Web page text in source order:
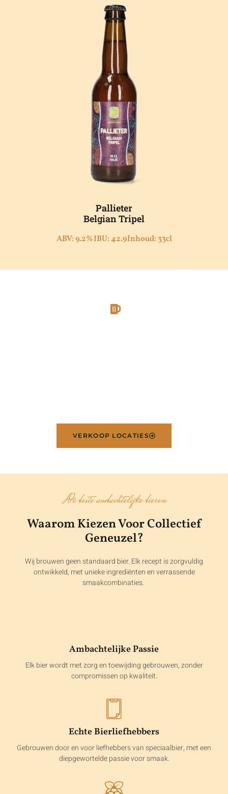
Pallieter
Belgian Tripel
ABV: 9.2%IBU: 42.9Inhoud: 33cl
VERKOOP LOCATIES
De beste ambachtelijke bieren
Waarom Kiezen Voor Collectief
Geneuzel?
Wij brouwen geen standaard bier. Elk recept is zorgvuldig
ontwikkeld, met unieke ingrediënten en verrassende
smaakcombinaties.
Ambachtelijke Passie
Elk bier wordt met zorg en toewijding gebrouwen, zonder
compromissen op kwaliteit.
Echte Bierliefhebbers
Gebrouwen door en voor liefhebbers van speciaalbier, met een
diepgewortelde passie voor smaak.